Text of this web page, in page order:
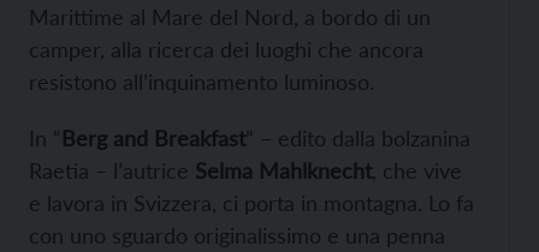
Marittime al Mare del Nord, a bordo di un
camper, alla ricerca dei luoghi che ancora
resistono all’inquinamento luminoso.
In “Berg and Breakfast” – edito dalla bolzanina
Raetia – l’autrice Selma Mahlknecht, che vive
e lavora in Svizzera, ci porta in montagna. Lo fa
con uno sguardo originalissimo e una penna